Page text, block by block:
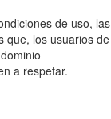
de uso, las
que, los usuarios de
a respetar.